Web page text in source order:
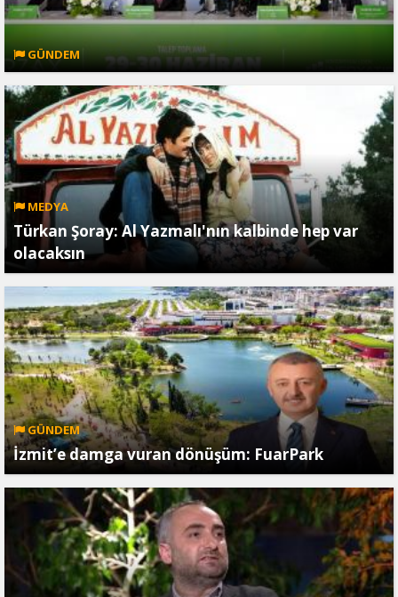
GÜNDEM
MEDYA
Türkan Şoray: Al Yazmalı'nın kalbinde hep var
olacaksın
GÜNDEM
İzmit’e damga vuran dönüşüm: FuarPark